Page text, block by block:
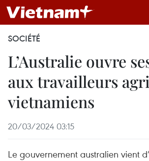
SOCIÉTÉ
L’Australie ouvre
aux travailleurs
vietnamiens
20/03/2024 03:15
Le gouvernement australien vient